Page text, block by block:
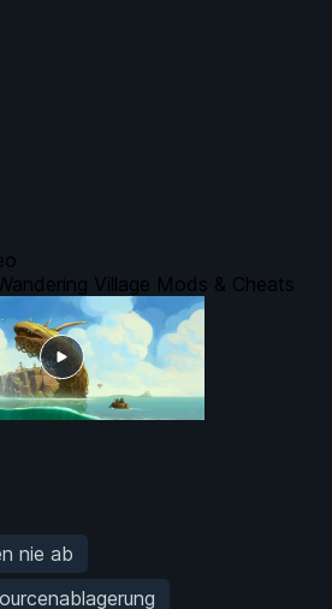
nie ab
Village Mods & Cheats